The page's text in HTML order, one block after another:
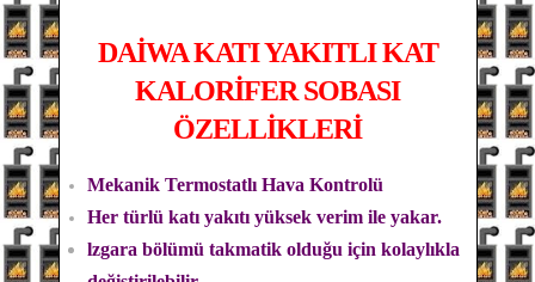
DAİWAKATI YAKITLI KAT
KALORİFER SOBASI
ÖZELLİKLERİ
Mekanik Termostatlı Hava Kontrolü
Her türlü katı yakıtı yüksek verim ile yakar.
lzgara bölümü takmatik olduğu için kolaylıkla